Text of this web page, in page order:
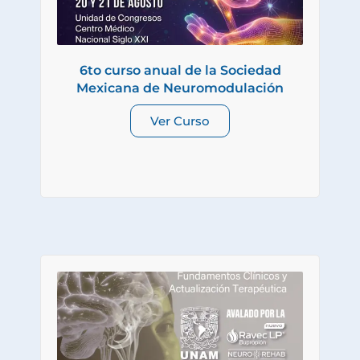
6to curso anual de la Sociedad
Mexicana de Neuromodulación
Ver Curso